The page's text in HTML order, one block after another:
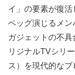
イ」の要素が復活
ペッグ演じるメン
ガジェットの不
リジナルTVシリ
ス）を現代的な